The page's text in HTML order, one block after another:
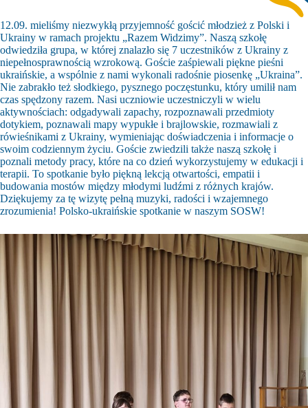
12.09. mieliśmy niezwykłą przyjemność gościć młodzież z Polski i
Ukrainy w ramach projektu „Razem Widzimy”. Naszą szkołę
odwiedziła grupa, w której znalazło się 7 uczestników z Ukrainy z
niepełnosprawnością wzrokową. Goście zaśpiewali piękne pieśni
ukraińskie, a wspólnie z nami wykonali radośnie piosenkę „Ukraina”.
Nie zabrakło też słodkiego, pysznego poczęstunku, który umilił nam
czas spędzony razem. Nasi uczniowie uczestniczyli w wielu
aktywnościach: odgadywali zapachy, rozpoznawali przedmioty
dotykiem, poznawali mapy wypukłe i brajlowskie, rozmawiali z
rówieśnikami z Ukrainy, wymieniając doświadczenia i informacje o
swoim codziennym życiu. Goście zwiedzili także naszą szkołę i
poznali metody pracy, które na co dzień wykorzystujemy w edukacji i
terapii. To spotkanie było piękną lekcją otwartości, empatii i
budowania mostów między młodymi ludźmi z różnych krajów.
Dziękujemy za tę wizytę pełną muzyki, radości i wzajemnego
zrozumienia! Polsko-ukraińskie spotkanie w naszym SOSW!